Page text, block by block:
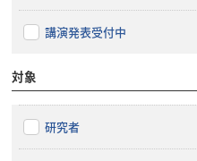
講演発表受付中
対象
研究者